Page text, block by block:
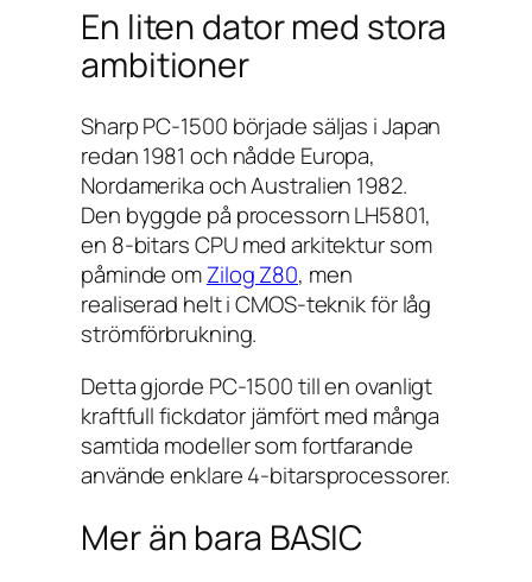
En liten dator med stora
ambitioner
Sharp PC-1500 började säljas i Japan
redan 1981 och nådde Europa,
Nordamerika och Australien 1982.
Den byggde på processorn LH5801,
en 8-bitars CPU med arkitektur som
påminde omZilog Z80, men
realiserad helt i CMOS-teknik för låg
strömförbrukning.
Detta gjorde PC-1500 till en ovanligt
kraftfull fickdator jämfört med många
samtida modeller som fortfarande
använde enklare 4-bitarsprocessorer.
Mer än bara BASIC